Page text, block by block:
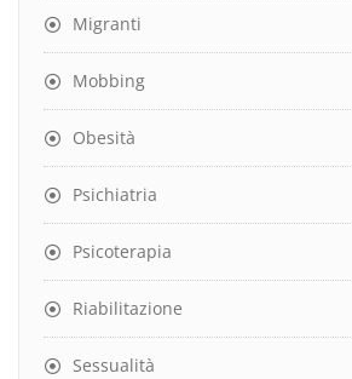
Migranti
Mobbing
Obesità
Psichiatria
Psicoterapia
Riabilitazione
Sessualità